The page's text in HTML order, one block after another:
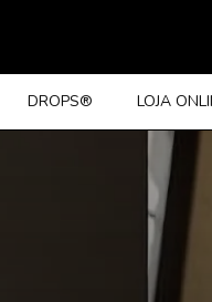
DROPS® LOJA